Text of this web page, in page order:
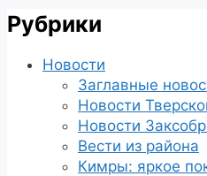
Рубрики
Новости
Заглавные
Новости
Новости
Вести из района
Кимры: яркое